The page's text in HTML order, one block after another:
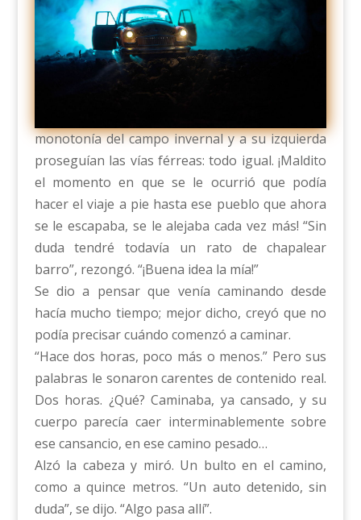
monotonía del campo invernal y a su izquierda
proseguían las vías férreas: todo igual. ¡Maldito
el momento en que se le ocurrió que podía
hacer el viaje a pie hasta ese pueblo que ahora
se le escapaba, se le alejaba cada vez más! “Sin
duda tendré todavía un rato de chapalear
barro”, rezongó. “¡Buena idea la mía!”
Se dio a pensar que venía caminando desde
hacía mucho tiempo; mejor dicho, creyó que no
podía precisar cuándo comenzó a caminar.
“Hace dos horas, poco más o menos.” Pero sus
palabras le sonaron carentes de contenido real.
Dos horas. ¿Qué? Caminaba, ya cansado, y su
cuerpo parecía caer interminablemente sobre
ese cansancio, en ese camino pesado…
Alzó la cabeza y miró. Un bulto en el camino,
como a quince metros. “Un auto detenido, sin
duda”, se dijo. “Algo pasa allí”.